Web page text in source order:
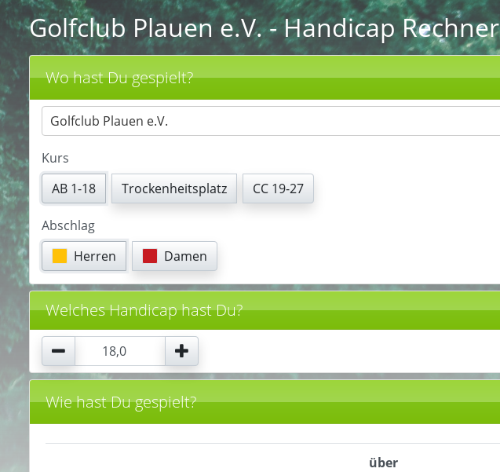
Golfclub Plauen e.V.- Handicap Rechner
Wo hast Du gespielt?
Golfclub Plauen e.V.
Kurs
AB 1-18
Trockenheitsplatz CC 19-27
Abschlag
Herren
Damen
Welches Handicap hast Du?
Wie hast Du gespielt?
über